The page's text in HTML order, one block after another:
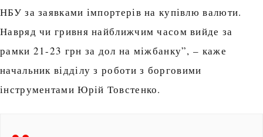
НБУ за заявками імпортерів на купівлю валюти.
Навряд чи гривня найближчим часом вийде за
рамки 21-23 грн за дол на міжбанку”, – каже
начальник відділу з роботи з борговими
інструментами Юрій Товстенко.